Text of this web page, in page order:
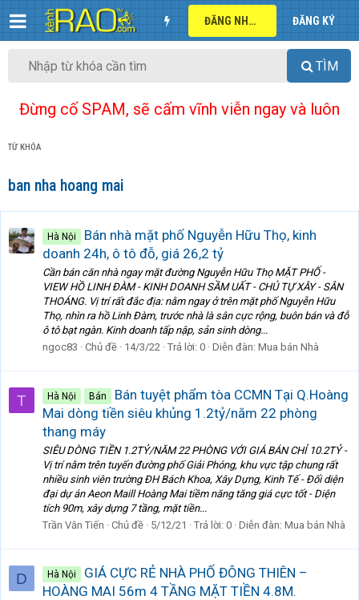
ĐĂNG NHẬP ĐĂNG KÝ
TÌM
Đừng cố SPAM, sẽ cấm vĩnh viễn ngay và luôn
TỪ KHÓA
ban nha hoang mai
Hà Nội
Bán nhà mặt phố Nguyễn Hữu Thọ, kinh
doanh 24h, ô tô đỗ, giá 26,2 tỷ
Cần bán căn nhà ngay mặt đường Nguyễn Hữu Thọ MẶT PHỐ -
VIEW HỒ LINH ĐÀM - KINH DOANH SẦM UẤT - CHỦ TỰ XÂY - SÂN
THOÁNG. Vị trí rất đắc địa: nằm ngay ở trên mặt phố Nguyễn Hữu
Thọ, nhìn ra hồ Linh Đàm, trước nhà là sân cực rộng, buôn bán và đỗ
ô tô bạt ngàn. Kinh doanh tấp nập, sản sinh dòng...
ngoc83
Chủ đề 14/3/22 Trả lời: 0 Diễn đàn: Mua bán Nhà
T Hà Nội Bán
Bán tuyệt phẩm tòa CCMN Tại Q.Hoàng
Mai dòng tiền siêu khủng 1.2tỷ/năm 22 phòng
thang máy
SIÊU DÒNG TIỀN 1.2TỶ/NĂM 22 PHÒNG VỚI GIÁ BÁN CHỈ 10.2TỶ -
Vị trí nằm trên tuyến đường phố Giải Phóng, khu vực tập chung rất
nhiều sinh viên trường ĐH Bách Khoa, Xây Dựng, Kinh Tế - Đối diện
đại dự án Aeon Maill Hoàng Mai tiềm năng tăng giá cực tốt - Diện
tích 90m, xây dựng 7 tầng, mặt tiền...
Trần Văn Tiến
Chủ đề 5/12/21 Trả lời: 0 Diễn đàn: Mua bán Nhà
D Hà Nội
GIÁ CỰC RẺ NHÀ PHỐ ĐÔNG THIÊN –
HOÀNG MAI 56m 4 TẦNG MẶT TIỀN 4.8M.